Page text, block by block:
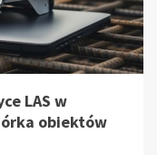
LAS w
obiektów